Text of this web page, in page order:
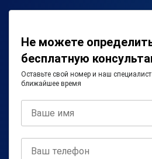
Не можете
бесплатную
Оставьте свой номер и наш
ближайшее время